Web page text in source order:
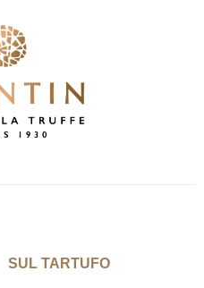
SUL TARTUFO